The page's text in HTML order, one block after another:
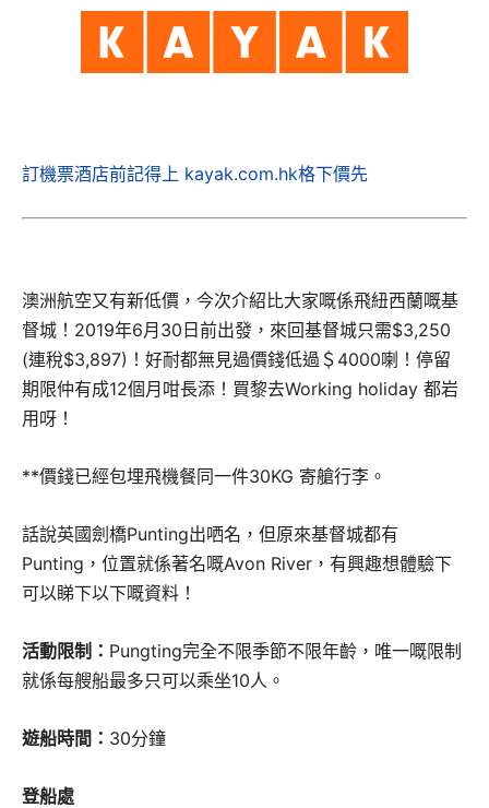
訂機票酒店前記得上 kayak.com.hk格下價先
澳洲航空又有新低價，今次介紹比大家嘅係飛紐西蘭嘅基
督城！2019年6月30日前出發，來回基督城只需$3,250
(連稅$3,897)！好耐都無見過價錢低過＄4000喇！停留
期限仲有成12個月咁長添！買黎去Working holiday 都岩
用呀！
**價錢已經包埋飛機餐同一件30KG 寄艙行李。
話說英國劍橋Punting出哂名，但原來基督城都有
Punting，位置就係著名嘅Avon River，有興趣想體驗下
可以睇下以下嘅資料！
活動限制： Pungting完全不限季節不限年齡，唯一嘅限制
就係每艘船最多只可以乘坐10人。
遊船時間： 30分鐘
登船處